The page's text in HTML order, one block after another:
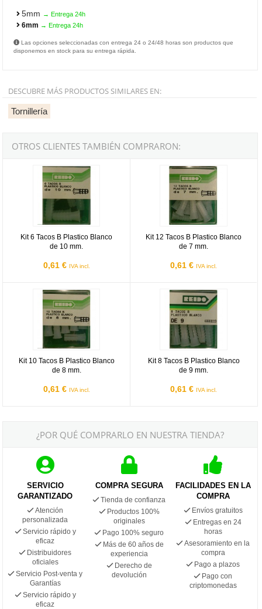
5mm → Entrega 24h
6mm → Entrega 24h
Las opciones seleccionadas con entrega 24 o 24/48 horas son productos que
disponemos en stock para su entrega rápida.
DESCUBRE MÁS PRODUCTOS SIMILARES EN:
Tornillería
OTROS CLIENTES TAMBIÉN COMPRARON:
Kit 6 Tacos B Plastico Blanco
de 10 mm.
0,61 € IVA incl.
Kit 6 Tacos B Plastico Blanco de 10 mm.
Kit 12 Tacos B Plastico Blanco
de 7 mm.
0,61 € IVA incl.
Kit 12 Tacos B Plastico Blanco de
Kit 10 Tacos B Plastico Blanco
de 8 mm.
0,61 € IVA incl.
Kit 10 Tacos B Plastico Blanco de 8 mm.
Kit 8 Tacos B Plastico Blanco
de 9 mm.
0,61 € IVA incl.
Kit 8 Tacos B Plastico Blanco de
¿POR QUÉ COMPRARLO EN NUESTRA TIENDA?
SERVICIO
GARANTIZADO
Atención
personalizada
Servicio rápido y
eficaz
Distribuidores
oficiales
Servicio Post-venta y
Garantías
Servicio rápido y
eficaz
COMPRA SEGURA
Tienda de confianza
Productos 100%
originales
Pago 100% seguro
Más de 60 años de
experiencia
Derecho de
devolución
FACILIDADES EN LA
COMPRA
Envíos gratuitos
Entregas en 24
horas
Asesoramiento en la
compra
Pago a plazos
Pago con
criptomonedas